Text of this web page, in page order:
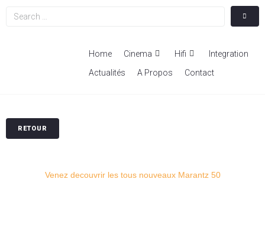
Home Cinema Hifi
Integration
Actualités
A Propos Contact
RETOUR
Venez decouvrir les tous nouveaux Marantz 50